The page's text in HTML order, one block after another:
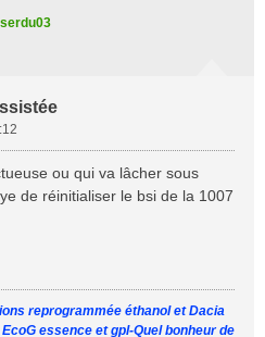
ou qui va lâcher sous
de réinitialiser le bsi de la 1007
reprogrammée éthanol et Dacia
essence et gpl-Quel bonheur de